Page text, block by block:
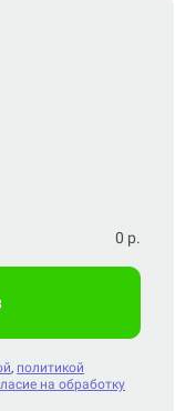
0 р.
, политикой
на обработку